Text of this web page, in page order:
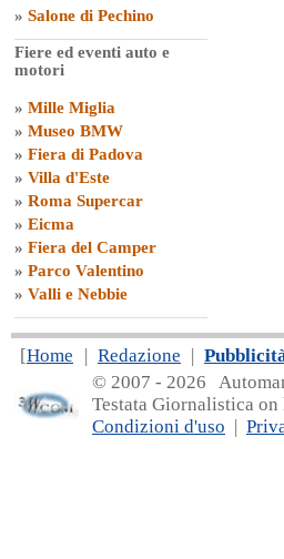
» Salone di Pechino
Fiere ed eventi auto e
motori
» Mille Miglia
» Museo BMW
» Fiera di Padova
» Villa d'Este
» Roma Supercar
» Eicma
» Fiera del Camper
» Parco Valentino
» Valli e Nebbie
[Home | Redazione |
© 2007 - 2026
Testata Giornalistica
Condizioni d'uso |